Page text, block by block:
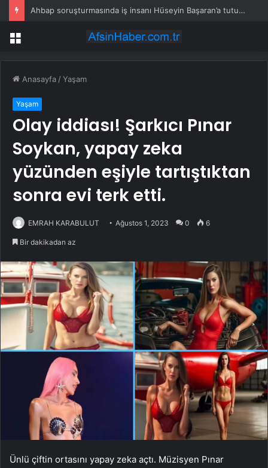
Ahbap soruşturmasında iş insanı Hüseyin Başaran’a tutuklama talebi
Menü
Anasayfa /Yaşam
Yaşam
Olay iddiası! Şarkıcı Pınar
Soykan, yapay zeka
yüzünden eşiyle tartıştıktan
sonra evi terk etti.
EMRAH KARABULUT Ağustos 1, 2023 0 6
Bir dakikadan az
Ünlü çiftin ortasını yapay zeka açtı. Müzisyen Pınar